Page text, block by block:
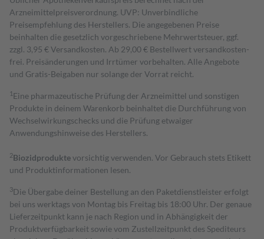
Arzneimittelpreisverordnung. UVP: Unverbindliche
Preisempfehlung des Herstellers. Die angegebenen Preise
beinhalten die gesetzlich vorgeschriebene Mehrwertsteuer, ggf.
zzgl. 3,95 € Versandkosten. Ab 29,00 € Bestell­wert versand­kosten­
frei. Preisänderungen und Irrtümer vorbehalten. Alle Angebote
und Gratis-Beigaben nur solange der Vorrat reicht.
1 Eine pharmazeutische Prüfung der Arzneimittel und sonstigen
Produkte in deinem Warenkorb beinhaltet die Durchführung von
Wechselwirkungschecks und die Prüfung etwaiger
Anwendungshinweise des Herstellers.
2Biozidproduktevorsichtig verwenden. Vor Gebrauch stets Etikett
und Produktinformationen lesen.
3Die Übergabe deiner Bestellung an den Paketdienstleister erfolgt
bei uns werktags von Montag bis Freitag bis 18:00 Uhr. Der genaue
Lieferzeitpunkt kann je nach Region und in Abhängigkeit der
Produktverfügbarkeit sowie vom Zustellzeitpunkt des Spediteurs